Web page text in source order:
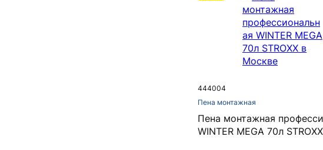
444004
Пена монтажная
Пена монтажная
WINTER MEGA 70л STROXX